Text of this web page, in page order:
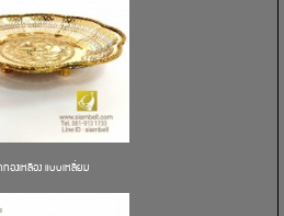
องเหลือง แบบเหลี่ยม